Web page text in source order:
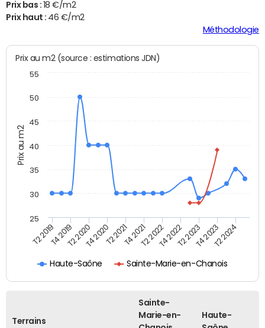
Prix bas : 18 €/m2
Prix haut : 46 €/m2
Méthodologie
Prix au m2
Prix au m2 (source : estimations JDN)
Haute-Saône Sainte-Marie-en-Chanois
T2 2019T4 2019T2 2020T4 2020T2 2021T4 2021T2 2022T4 2022T2 2023T4 2023T2 2024
25
30
35
40
45
50
55
Terrains
Sainte-
Marie-en-
Haute-